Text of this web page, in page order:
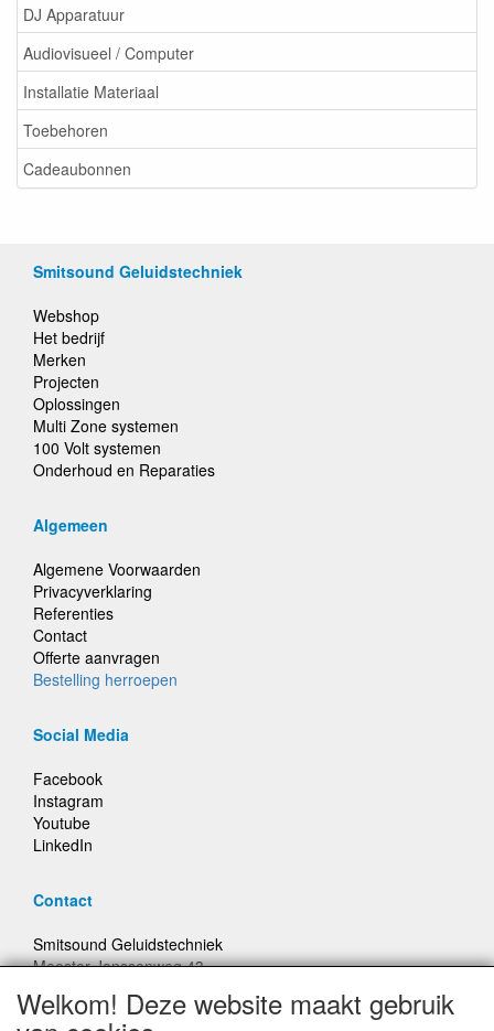
DJ Apparatuur
Audiovisueel / Computer
Installatie Materiaal
Toebehoren
Cadeaubonnen
Smitsound Geluidstechniek
Webshop
Het bedrijf
Merken
Projecten
Oplossingen
Multi Zone systemen
100 Volt systemen
Onderhoud en Reparaties
Algemeen
Algemene Voorwaarden
Privacyverklaring
Referenties
Contact
Offerte aanvragen
Bestelling herroepen
Social Media
Facebook
Instagram
Youtube
LinkedIn
Contact
Smitsound Geluidstechniek
Meester Janssenweg 43
E-mail: info@smitsound.nl
Welkom! Deze website maakt gebruik